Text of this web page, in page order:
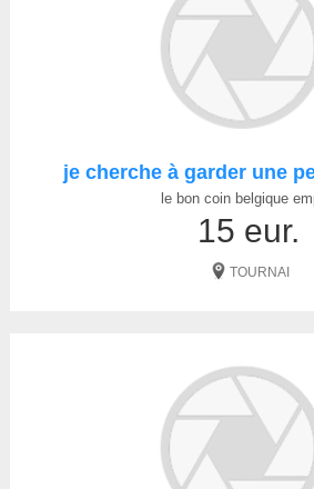
je cherche à garder une
le bon coin belgique
15 eur.
TOURNAI